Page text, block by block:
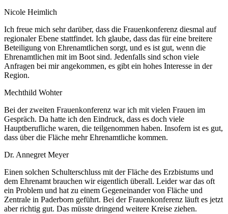
Nicole Heimlich
Ich freue mich sehr darüber, dass die Frauenkonferenz diesmal auf
regionaler Ebene stattfindet. Ich glaube, dass das für eine breitere
Beteiligung von Ehrenamtlichen sorgt, und es ist gut, wenn die
Ehrenamtlichen mit im Boot sind. Jedenfalls sind schon viele
Anfragen bei mir angekommen, es gibt ein hohes Interesse in der
Region.
Mechthild Wohter
Bei der zweiten Frauenkonferenz war ich mit vielen Frauen im
Gespräch. Da hatte ich den Eindruck, dass es doch viele
Hauptberufliche waren, die teilgenommen haben. Insofern ist es gut,
dass über die Fläche mehr Ehrenamtliche kommen.
Dr. Annegret Meyer
Einen solchen Schulterschluss mit der Fläche des Erzbistums und
dem Ehrenamt brauchen wir eigentlich überall. Leider war das oft
ein Problem und hat zu einem Gegeneinander von Fläche und
Zentrale in Paderborn geführt. Bei der Frauenkonferenz läuft es jetzt
aber richtig gut. Das müsste dringend weitere Kreise ziehen.